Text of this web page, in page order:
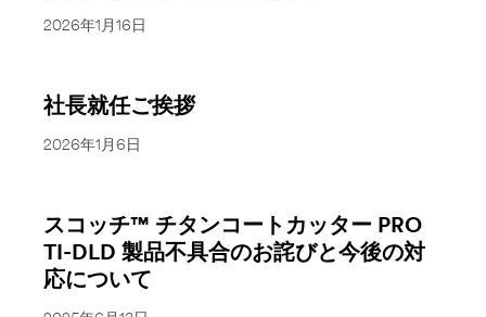
2026年1月16日
社長就任ご挨拶
2026年1月6日
スコッチ™ チタンコートカッター PRO
TI-DLD 製品不具合のお詫びと今後の対
応について